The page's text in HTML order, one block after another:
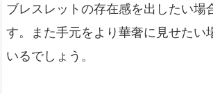
ブレスレットの存在感を出したい場
す。また手元をより華奢に見せたい
いるでしょう。